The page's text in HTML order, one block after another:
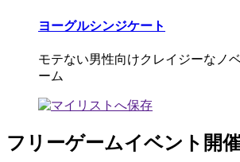
ヨーグルシンジケート
モテない男性向けクレイジーなノ
ーム
フリーゲームイベント開催